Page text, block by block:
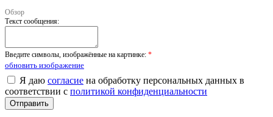
Обзор
Текст сообщения:
Введите символы, изображённые на картинке: *
обновить изображение
Я даю согласие на обработку персональных данных в
соответствии с политикой конфиденциальности